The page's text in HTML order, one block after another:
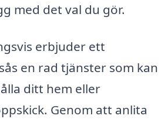
med det val du gör.
erbjuder ett
en rad tjänster som kan
ditt hem eller
Genom att anlita